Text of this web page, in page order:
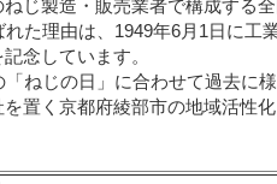
じ製造・販売業者で構成する
れた理由は、1949年6月1日に
念しています。
「ねじの日」に合わせて過去に
置く京都府綾部市の地域活性